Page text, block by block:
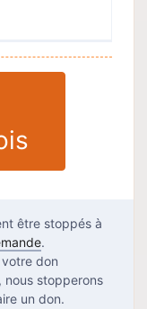
être stoppés à
.
don
, nous stopperons
un don.